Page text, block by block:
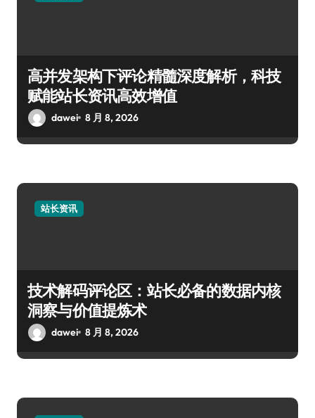
高并发架构下评论精髓深度解析，科技
赋能站长资讯高效增值
dawei 8 月 8, 2026
站长资讯
技术解码评论区：站长必备的数据内核
洞察与价值提炼术
dawei 8 月 8, 2026